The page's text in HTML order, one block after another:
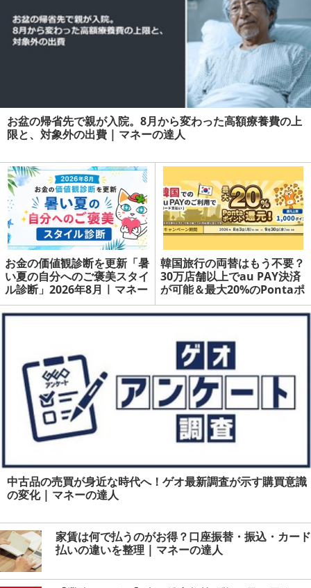
お盆の帰省先で親が入院。8月から変わった高額療養費の上
限と、対象外の出費 | マネーの達人
お金の価値観診断を更新「暑
い夏の自分へのご褒美スタイ
ル診断」2026年8月 | マネー
の達人
韓国旅行の両替はもう不要？
30万店舗以上でau PAY決済
が可能＆最大20%のPontaポ
イント還元 | マネーの達人
中古品の売買が身近な時代へ！ゲオ最新調査が示す購買意識
の変化 | マネーの達人
家賃は何で払うのがお得？口座振替・振込・カード
払いの違いを整理 | マネーの達人